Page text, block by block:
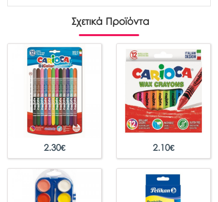
Σχετικά Προϊόντα
2.30€ 2.10€